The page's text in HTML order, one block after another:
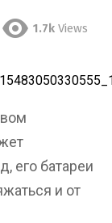
1.7k Views
его батареи
и от